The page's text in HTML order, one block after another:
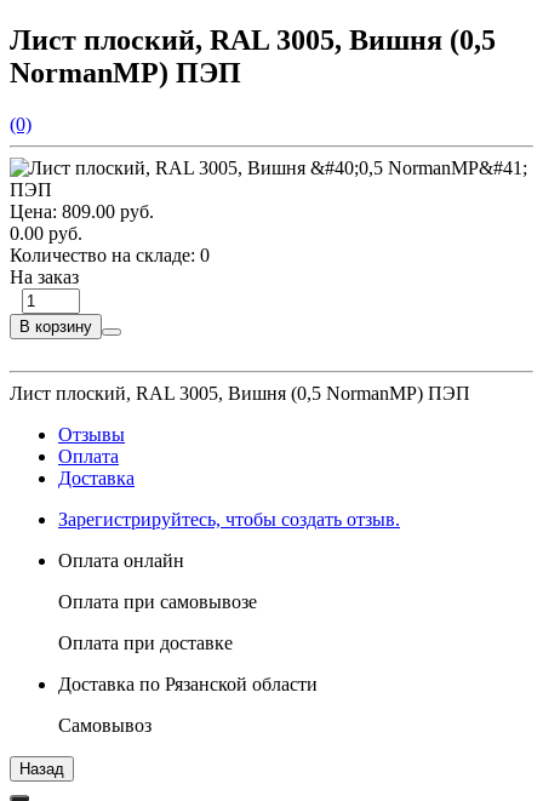
Лист плоский, RAL 3005, Вишня (0,5
NormanMP) ПЭП
(0)
Цена: 809.00 руб.
0.00 руб.
Количество на складе: 0
На заказ
В корзину
Лист плоский, RAL 3005, Вишня (0,5 NormanMP) ПЭП
Отзывы
Оплата
Доставка
Зарегистрируйтесь, чтобы создать отзыв.
Оплата онлайн
Оплата при самовывозе
Оплата при доставке
Доставка по Рязанской области
Самовывоз